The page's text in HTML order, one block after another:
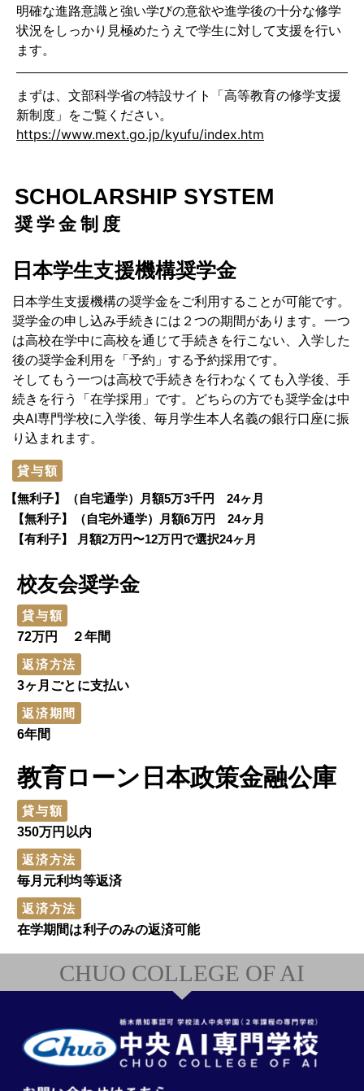
明確な進路意識と強い学びの意欲や進学後の十分な修学
状況をしっかり見極めたうえで学生に対して支援を行い
ます。
まずは、文部科学省の特設サイト「高等教育の修学支援
新制度」をご覧ください。
https://www.mext.go.jp/kyufu/index.htm
SCHOLARSHIP SYSTEM
奨学金制度
日本学生支援機構奨学金
日本学生支援機構の奨学金をご利用することが可能です。
奨学金の申し込み手続きには２つの期間があります。一つ
は高校在学中に高校を通じて手続きを行こない、入学した
後の奨学金利用を「予約」する予約採用です。
そしてもう一つは高校で手続きを行わなくても入学後、手
続きを行う「在学採用」です。どちらの方でも奨学金は中
央AI専門学校に入学後、毎月学生本人名義の銀行口座に振
り込まれます。
貸与額
【無利子】
（自宅通学）月額5万3千円 24ヶ月
【無利子】
（自宅外通学）月額6万円 24ヶ月
【有利子】
月額2万円〜12万円で選択24ヶ月
校友会奨学金
貸与額
72万円 ２年間
返済方法
3ヶ月ごとに支払い
返済期間
6年間
教育ローン日本政策金融公庫
貸与額
350万円以内
返済方法
毎月元利均等返済
返済方法
在学期間は利子のみの返済可能
CHUO COLLEGE OF AI